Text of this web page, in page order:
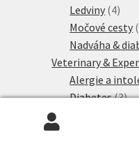
Ledviny 44
Močové cesty
Nadváha &
Veterinary &
Alergie a
Diabetes 33
Ledviny a